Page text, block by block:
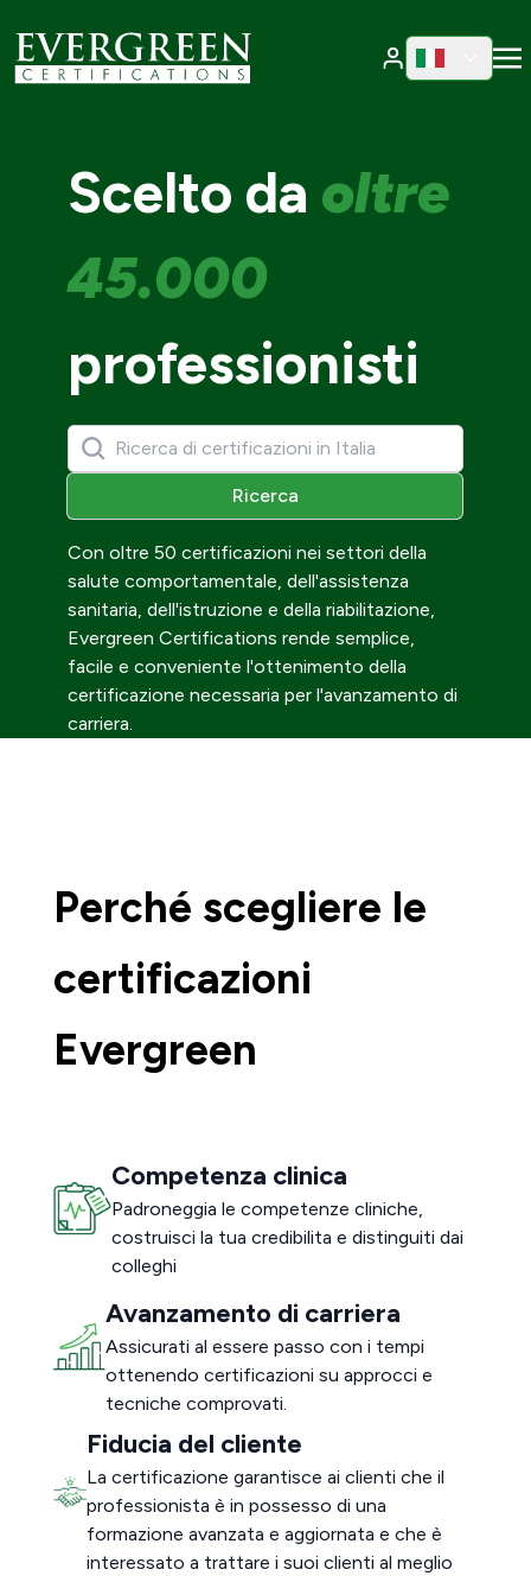
Cambia
Scelto da oltre
45.000
professionisti
Ricerca
Ricerca
Con oltre 50 certificazioni nei settori della
salute comportamentale, dell'assistenza
sanitaria, dell'istruzione e della riabilitazione,
Evergreen Certifications rende semplice,
facile e conveniente l'ottenimento della
certificazione necessaria per l'avanzamento di
carriera.
Perché scegliere le
certificazioni
Evergreen
Competenza clinica
Padroneggia le competenze cliniche,
costruisci la tua credibilita e distinguiti dai
colleghi
Avanzamento di carriera
Assicurati al essere passo con i tempi
ottenendo certificazioni su approcci e
tecniche comprovati.
Fiducia del cliente
La certificazione garantisce ai clienti che il
professionista è in possesso di una
formazione avanzata e aggiornata e che è
interessato a trattare i suoi clienti al meglio